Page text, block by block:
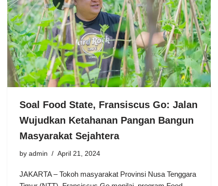
Soal Food State, Fransiscus Go: Jalan
Wujudkan Ketahanan Pangan Bangun
Masyarakat Sejahtera
by admin April 21, 2024
JAKARTA – Tokoh masyarakat Provinsi Nusa Tenggara